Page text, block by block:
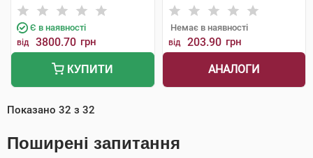
Є в наявності
від 3800.70 грн
КУПИТИ
Немає в наявності
від 203.90 грн
АНАЛОГИ
Показано 32 з 32
Поширені запитання